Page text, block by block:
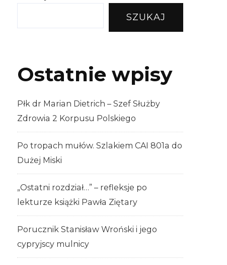
SZUKAJ
Ostatnie wpisy
Płk dr Marian Dietrich – Szef Służby
Zdrowia 2 Korpusu Polskiego
Po tropach mułów. Szlakiem CAI 801a do
Dużej Miski
„Ostatni rozdział…” – refleksje po
lekturze książki Pawła Ziętary
Porucznik Stanisław Wroński i jego
cypryjscy mulnicy